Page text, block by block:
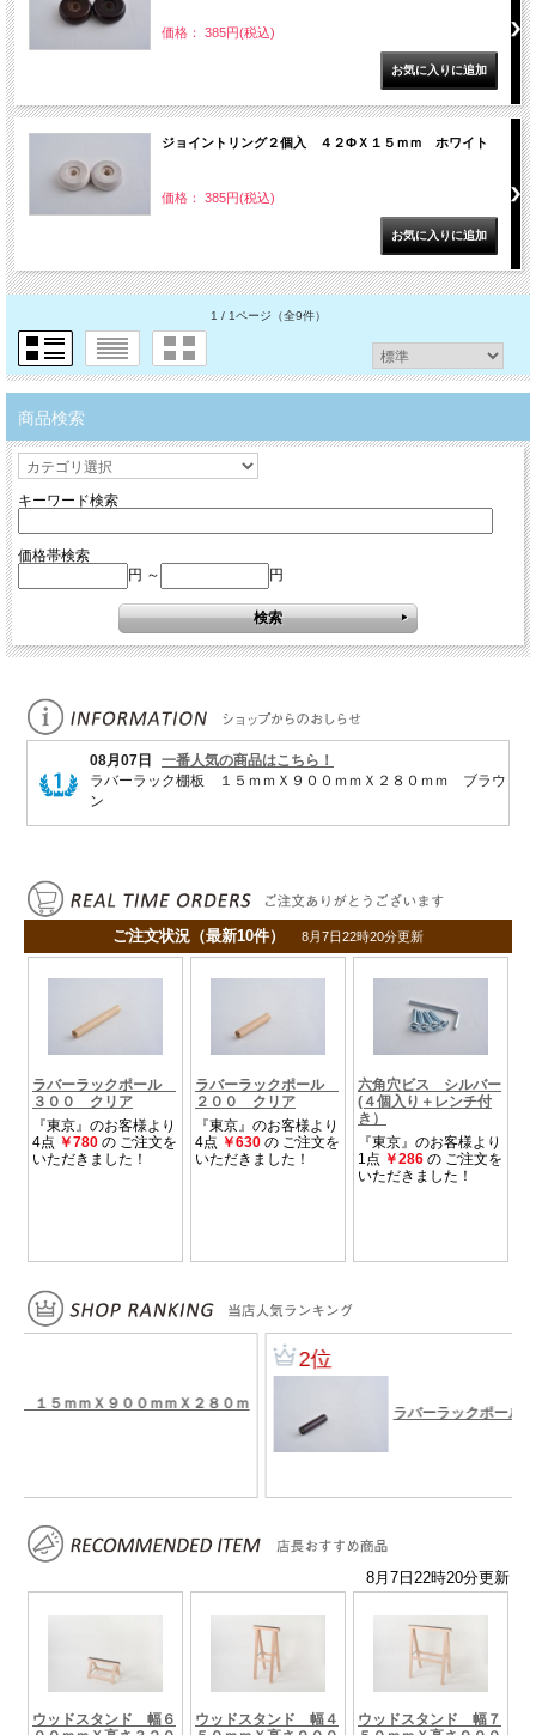
価格： 385円(税込)
ジョイントリング２個入 ４２ΦＸ１５ｍｍ ホワイト
価格： 385円(税込)
1 / 1ページ （全9件）
商品検索
キーワード検索
価格帯検索
円 ～
円